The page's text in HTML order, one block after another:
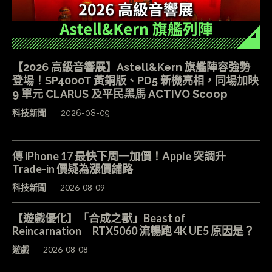
【2026 高級音響展】Astell&Kern 旗艦陣容強勢
登場！SP4000T 黃銅版、PD5 新機亮相，同場加映
9 單元 CLARUS 及平民黑馬 ACTIVO Scoop
科技新聞 2026-08-09
傳 iPhone 17 最快下周一加價！Apple 突調升
Trade-in 價疑為漲價鋪路
科技新聞 2026-08-09
【遊戲優化】「合成之獸」Beast of
Reincarnation RTX5060 流暢跑 4K UE5 原因是？
遊戲 2026-08-08